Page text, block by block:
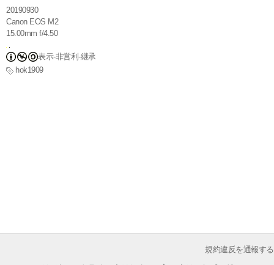
20190930
Canon EOS M2
15.00mm f/4.50
表示-非営利-継承
hok1909
規約違反を通報する